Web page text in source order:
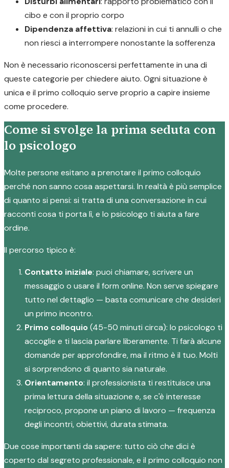
cibo e con il proprio corpo
Dipendenza affettiva: relazioni in cui ti annulli o che
non riesci a interrompere nonostante la sofferenza
Non è necessario riconoscersi perfettamente in una di
queste categorie per chiedere aiuto. Ogni situazione è
unica e il primo colloquio serve proprio a capire insieme
come procedere.
Come si svolge la prima seduta con
lo psicologo
Molte persone esitano a prenotare il primo colloquio
perché non sanno cosa aspettarsi. In realtà è più semplice
di quanto si pensi: si tratta di una conversazione in cui
racconti cosa ti porta lì, e lo psicologo ti aiuta a fare
ordine.
Il percorso tipico è:
Contatto iniziale: puoi chiamare, scrivere un
messaggio o usare il form online. Non serve spiegare
tutto nel dettaglio — basta comunicare che desideri
un primo incontro.
Primo colloquio(45-50 minuti circa): lo psicologo ti
accoglie e ti lascia parlare liberamente. Ti farà alcune
domande per approfondire, ma il ritmo è il tuo. Molti
si sorprendono di quanto sia naturale.
Orientamento: il professionista ti restituisce una
prima lettura della situazione e, se c'è interesse
reciproco, propone un piano di lavoro — frequenza
degli incontri, obiettivi, durata stimata.
Due cose importanti da sapere: tutto ciò che dici è
coperto dal segreto professionale, e il primo colloquio non